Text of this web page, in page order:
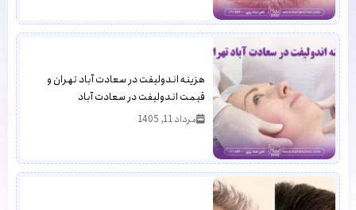
هزینه اندولیفت در سعادت آباد تهران و
قیمت اندولیفت در سعادت آباد
مرداد 11, 1405